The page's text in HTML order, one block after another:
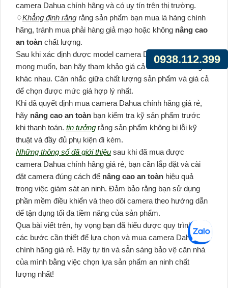
camera Dahua chính hãng và có uy tín trên thị trường.
♢Khẳng định rằng rằng sản phẩm bạn mua là hàng chính
hãng, tránh mua phải hàng giả mạo hoặc không nâng cao
an toàn chất lượng.
Sau khi xác định được model camera Dahua mà bạn
mong muốn, bạn hãy tham khảo giá cả từ các cửa hàng
khác nhau. Cân nhắc giữa chất lượng sản phẩm và giá cả
để chọn được mức giá hợp lý nhất.
Khi đã quyết định mua camera Dahua chính hãng giá rẻ,
hãy nâng cao an toàn bạn kiểm tra kỹ sản phẩm trước
khi thanh toán. tin tưởng rằng sản phẩm không bị lỗi kỹ
thuật và đầy đủ phụ kiện đi kèm.
Những thông số đã giới thiệu sau khi đã mua được
camera Dahua chính hãng giá rẻ, bạn cần lắp đặt và cài
đặt camera đúng cách để nâng cao an toàn hiệu quả
trong việc giám sát an ninh. Đảm bảo rằng bạn sử dụng
phần mềm điều khiển và theo dõi camera theo hướng dẫn
để tận dụng tối đa tiềm năng của sản phẩm.
Qua bài viết trên, hy vọng bạn đã hiểu được quy trình và
các bước cần thiết để lựa chọn và mua camera Dahua
chính hãng giá rẻ. Hãy tự tin và sẵn sàng bảo vệ căn nhà
của mình bằng việc chọn lựa sản phẩm an ninh chất
lượng nhất!
0938.112.399